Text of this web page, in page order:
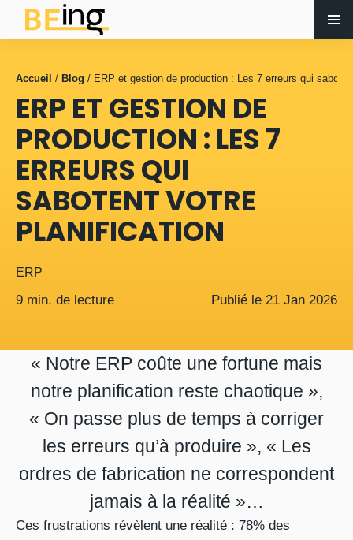
Accueil / Blog / ERP et gestion de production : Les 7 erreurs qui
ERP ET GESTION DE
PRODUCTION : LES 7
ERREURS QUI
SABOTENT VOTRE
PLANIFICATION
ERP
9 min. de lecture Publié le 21 Jan 2026
« Notre ERP coûte une fortune mais
notre planification reste chaotique »,
« On passe plus de temps à corriger
les erreurs qu’à produire », « Les
ordres de fabrication ne correspondent
jamais à la réalité »…
Ces frustrations révèlent une réalité : 78% des